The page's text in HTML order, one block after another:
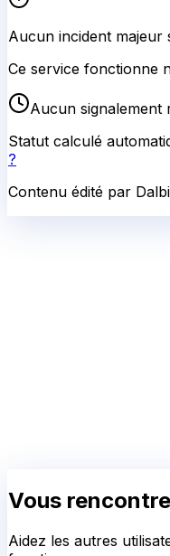
Aucun incident majeur
Ce service fonctionne
Aucun signalement
Statut calculé
?
Contenu édité par
Vous
Aidez les autres